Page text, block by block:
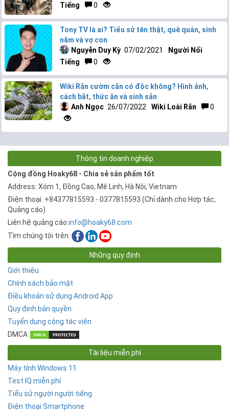
Tiếng
0
Tony TV là ai? Tiểu sử tên thật, quê quán, sinh
năm và vợ con
Nguyễn Duy Kỳ 07/02/2021
Người Nổi
Tiếng
0
Wiki Rắn cườm cắn có độc không? Hình ảnh,
cách bắt, thức ăn và sinh sản
Anh Ngọc 26/07/2022 Wiki Loài Rắn 0
Thông tin doanh nghiệp
Cộng đồng Hoaky68 - Chia sẻ sản phẩm tốt
Address: Xóm 1, Đồng Cao, Mê Linh, Hà Nội, Vietnam
Điện thoại: +84377815593 - 0377815593 (Chỉ dành cho Hợp tác,
Quảng cáo)
Liên hệ quảng cáo:info@hoaky68.com
Tìm chúng tôi trên:
Những quy định
Giới thiệu
Chính sách bảo mật
Điều khoản sử dụng Android App
Quy định bản quyền
Tuyển dụng cộng tác viên
DMCA
Tài liệu miễn phí
Máy tính Windows 11
Test IQ miễn phí
Tiểu sử người người tiếng
Điện thoại Smartphone